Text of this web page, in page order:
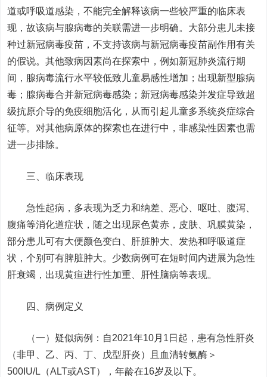
道或呼吸道感染，不能完全解释该病一些较严重的临床表
现，故该病与腺病毒的关联需进一步明确。大部分患儿未接
种过新冠病毒疫苗，不支持该病与新冠病毒疫苗副作用有关
的假说。其他致病因素尚在探索中，例如新冠肺炎流行期
间，腺病毒流行水平较低致儿童易感性增加；出现新型腺病
毒；腺病毒合并新冠病毒感染；新冠病毒感染并发症导致超
级抗原介导的免疫细胞活化，从而引起儿童多系统炎症综合
征等。对其他病原体的探索也在进行中，非感染性因素也需
进一步排除。
三、临床表现
急性起病，多表现为乏力和纳差、恶心、呕吐、腹泻、
腹痛等消化道症状，随之出现尿色黄赤，皮肤、巩膜黄染，
部分患儿可有大便颜色变白、肝脏肿大、发热和呼吸道症
状，个别可有脾脏肿大。少数病例可在短时间内进展为急性
肝衰竭，出现黄疸进行性加重、肝性脑病等表现。
四、病例定义
（一）疑似病例：自2021年10月1日起，患有急性肝炎
（非甲、乙、丙、丁、戊型肝炎）且血清转氨酶＞
500IU/L（ALT或AST），年龄在16岁及以下。